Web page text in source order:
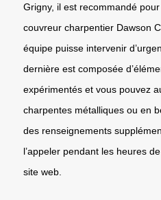
Grigny, il est recommandé
couvreur charpentier Dawson
équipe puisse intervenir
dernière est composée
expérimentés et vous pouvez
charpentes métalliques ou en
des renseignements
l’appeler pendant les heures
site web.